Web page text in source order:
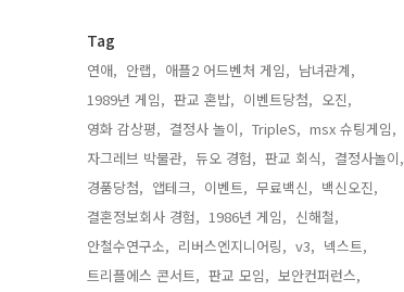
Tag
연애, 안랩, 애플2 어드벤처 게임, 남녀관계,
1989년 게임, 판교 혼밥, 이벤트당첨, 오진,
영화 감상평, 결정사 놀이, TripleS, msx 슈팅게임,
자그레브 박물관, 듀오 경험, 판교 회식, 결정사놀이,
경품당첨, 앱테크, 이벤트, 무료백신, 백신오진,
결혼정보회사 경험, 1986년 게임, 신해철,
안철수연구소, 리버스엔지니어링, v3, 넥스트,
트리플에스 콘서트, 판교 모임, 보안컨퍼런스,